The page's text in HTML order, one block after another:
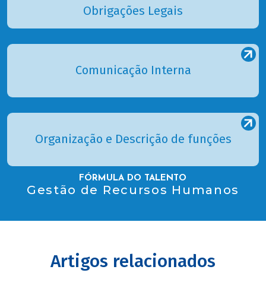
Obrigações Legais
Comunicação Interna
Organização e Descrição de funções
FÓRMULA DO TALENTO
Gestão de Recursos Humanos
Artigos relacionados